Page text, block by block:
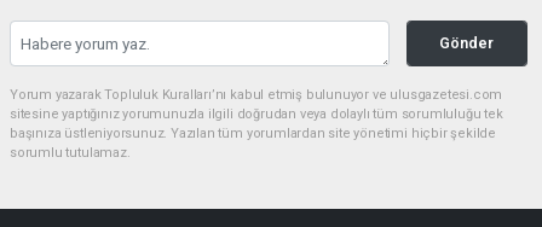
Gönder
Yorum yazarak Topluluk Kuralları’nı kabul etmiş bulunuyor ve ulusgazetesi.com
sitesine yaptığınız yorumunuzla ilgili doğrudan veya dolaylı tüm sorumluluğu tek
başınıza üstleniyorsunuz. Yazılan tüm yorumlardan site yönetimi hiçbir şekilde
sorumlu tutulamaz.